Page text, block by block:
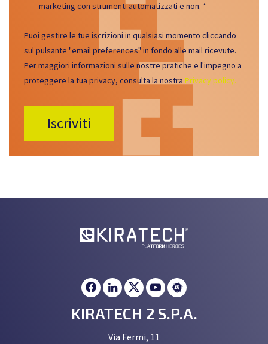
marketing con strumenti automatizzati e non. *
Puoi gestire le tue iscrizioni in qualsiasi momento cliccando
sul pulsante "email preferences" in fondo alle mail ricevute.
Per maggiori informazioni sulle nostre pratiche e l'impegno a
proteggere la tua privacy, consulta la nostra Privacy policy.
KIRATECH 2 S.P.A.
Via Fermi, 11